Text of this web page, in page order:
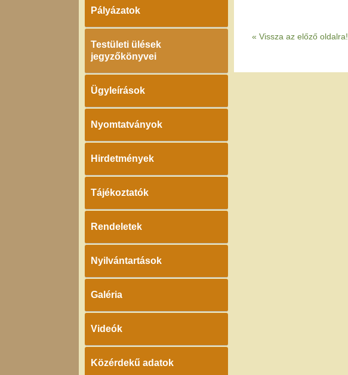
Pályázatok
Testületi ülések
jegyzőkönyvei
Ügyleírások
Nyomtatványok
Hirdetmények
Tájékoztatók
Rendeletek
Nyilvántartások
Galéria
Videók
Közérdekű adatok
« Vissza az előző oldalra!